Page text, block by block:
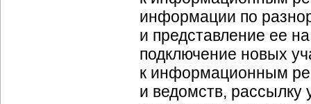
информации по
и представление ее
подключение новых
к информационным
и ведомств, рассылку